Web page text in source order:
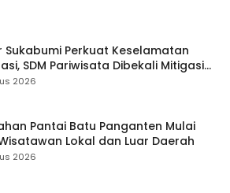
Sukabumi Perkuat Keselamatan
SDM Pariwisata Dibekali Mitigasi
Teknik Evakuasi
2026
Pantai Batu Panganten Mulai
Lokal dan Luar Daerah
2026